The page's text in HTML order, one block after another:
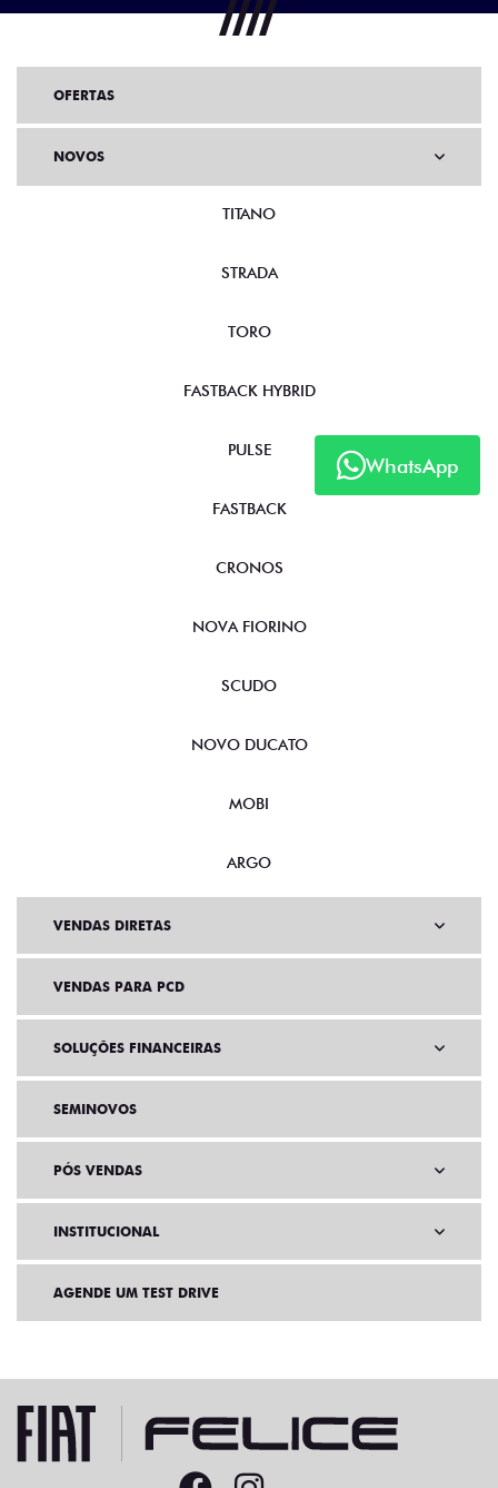
WhatsApp
OFERTAS
NOVOS
TITANO
STRADA
TORO
FASTBACK HYBRID
PULSE
FASTBACK
CRONOS
NOVA FIORINO
SCUDO
NOVO DUCATO
MOBI
ARGO
VENDAS DIRETAS
VENDAS PARA PCD
SOLUÇÕES FINANCEIRAS
SEMINOVOS
PÓS VENDAS
INSTITUCIONAL
AGENDE UM TEST DRIVE